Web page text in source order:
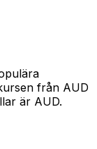
från AUD
är AUD.